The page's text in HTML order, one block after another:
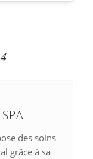
des soins
grâce à sa